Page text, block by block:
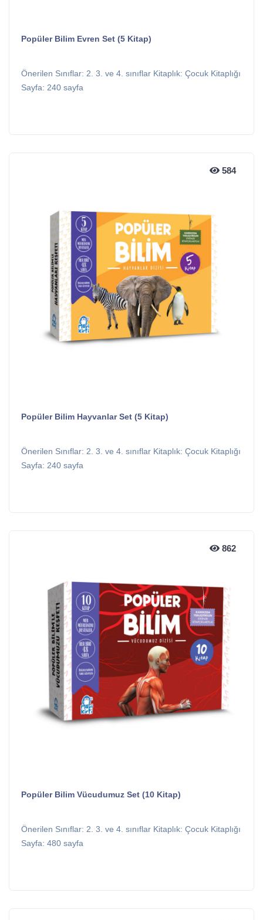
Popüler Bilim Evren Set (5 Kitap)
Önerilen Sınıflar: 2. 3. ve 4. sınıflar Kitaplık: Çocuk Kitaplığı
Sayfa: 240 sayfa
584
584
Popüler Bilim Hayvanlar Set (5 Kitap)
Önerilen Sınıflar: 2. 3. ve 4. sınıflar Kitaplık: Çocuk Kitaplığı
Sayfa: 240 sayfa
862
862
Popüler Bilim Vücudumuz Set (10 Kitap)
Önerilen Sınıflar: 2. 3. ve 4. sınıflar Kitaplık: Çocuk Kitaplığı
Sayfa: 480 sayfa